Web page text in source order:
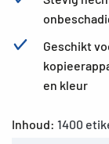
Geschikt
en kleur
Inhoud: 1400